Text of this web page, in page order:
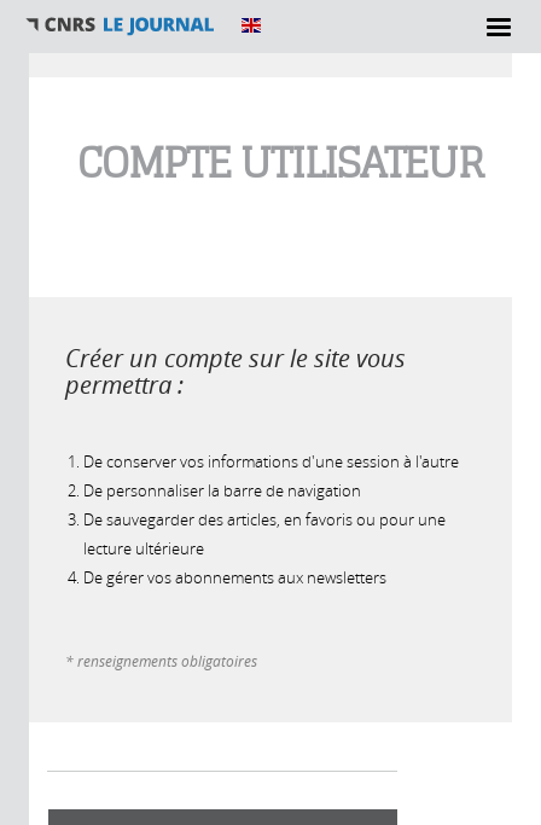
COMPTE UTILISATEUR
Créer un compte sur le site vous
permettra :
De conserver vos informations d'une session à l'autre
De personnaliser la barre de navigation
De sauvegarder des articles, en favoris ou pour une
lecture ultérieure
De gérer vos abonnements aux newsletters
* renseignements obligatoires